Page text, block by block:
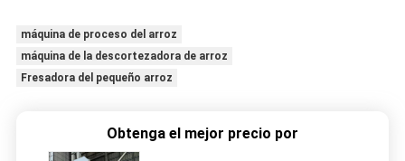
máquina de proceso del arroz
máquina de la descortezadora de arroz
Fresadora del pequeño arroz
Obtenga el mejor precio por